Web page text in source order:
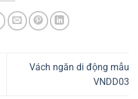
Vách ngăn di động mẫu
VNDD03